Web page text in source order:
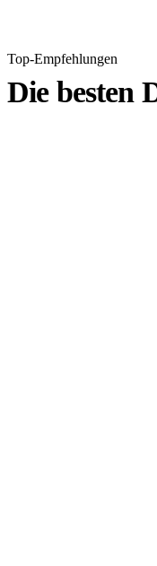
Top-Empfehlungen
Die besten